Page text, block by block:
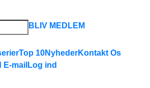
BLIV MEDLEM
Top 10NyhederKontakt Os
E-mail Log ind